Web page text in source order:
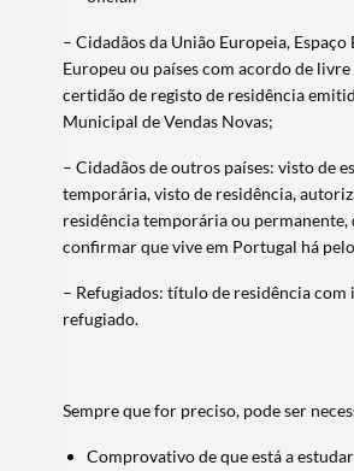
Categorias gerais
Filtros
– Cidadãos da União Europeia,
Europeu ou países com acordo de
certidão de registo de residência
Municipal de Vendas Novas;
– Cidadãos de outros países: visto de
temporária, visto de residência,
residência temporária ou permanente,
confirmar que vive em Portugal há
– Refugiados: título de residência com
refugiado.
Sempre que for preciso, pode ser
Comprovativo de que está a